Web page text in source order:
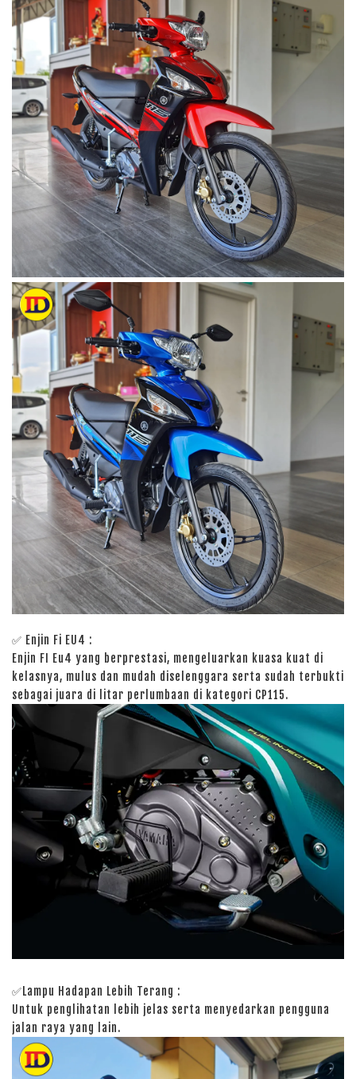
✅ Enjin Fi EU4 :
Enjin FI Eu4 yang berprestasi, mengeluarkan kuasa kuat di
kelasnya, mulus dan mudah diselenggara serta sudah terbukti
sebagai juara di litar perlumbaan di kategori CP115.
✅Lampu Hadapan Lebih Terang :
Untuk penglihatan lebih jelas serta menyedarkan pengguna
jalan raya yang lain.